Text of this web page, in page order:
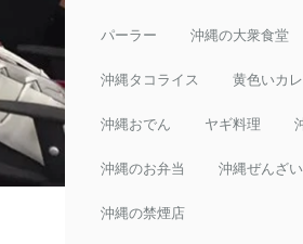
パーラー 沖縄の大衆食堂
沖縄タコライス 黄色いカ
沖縄おでん ヤギ料理
沖縄のお弁当 沖縄ぜんざい
沖縄の禁煙店